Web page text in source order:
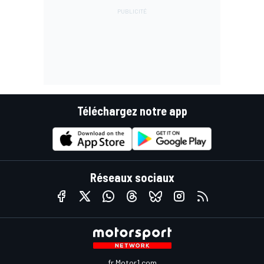
Téléchargez notre app
Réseaux sociaux